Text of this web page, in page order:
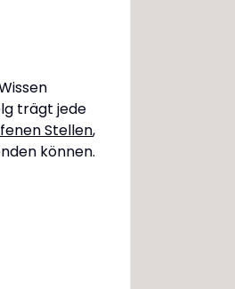
trägt jede
Stellen,
können.